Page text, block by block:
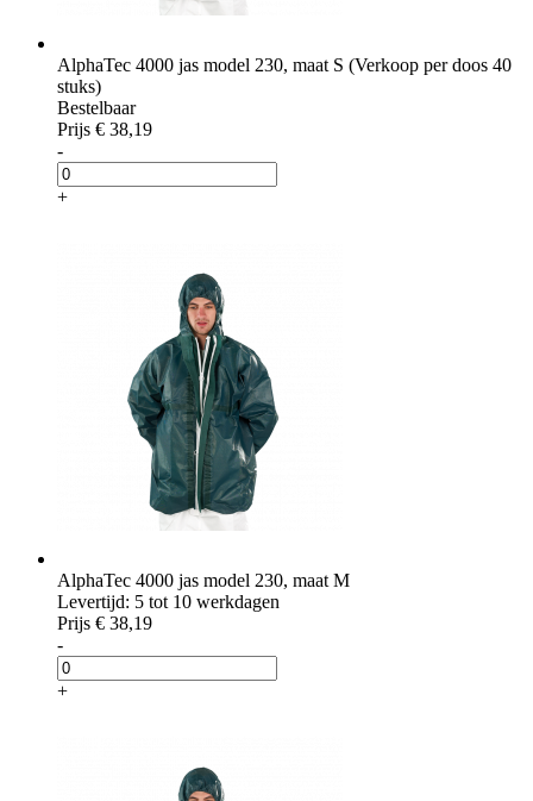
AlphaTec 4000 jas model 230, maat S (Verkoop per doos 40
stuks)
Bestelbaar
Prijs € 38,19
-
+
AlphaTec 4000 jas model 230, maat M
Levertijd: 5 tot 10 werkdagen
Prijs € 38,19
-
+